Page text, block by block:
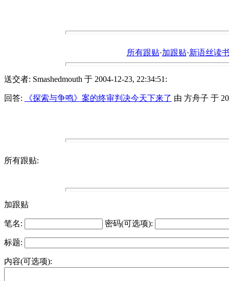
所有跟贴·加跟贴·新语丝读
送交者: Smashedmouth 于 2004-12-23, 22:34:51:
回答: 《探索与争鸣》案的终审判决今天下来了 由 方舟子 于
所有跟贴:
加跟贴
笔名: 密码(可选项):
标题:
内容(可选项):